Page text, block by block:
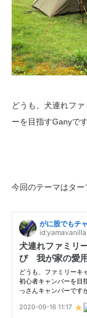
どうも、犬連れフ
ーを目指すGanyです
今回のテーマはター